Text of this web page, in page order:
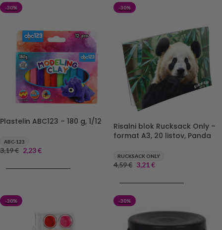
-30%
Plastelin ABC123 – 180 g, 1/12
ABC-123
3,19€ 2,23€
-30%
Risalni blok Rucksack Only –
format A3, 20 listov, Panda
RUCKSACK ONLY
4,59€ 3,21€
-30% -30%